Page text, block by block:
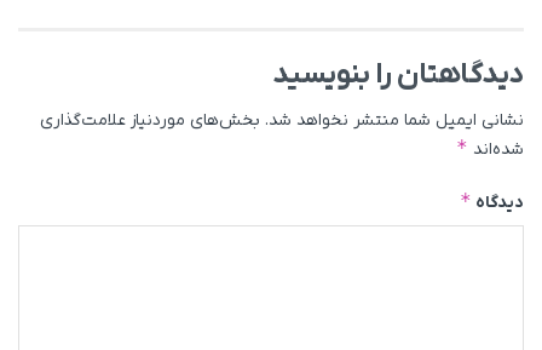
دیدگاهتان را بنویسید
نشانی ایمیل شما منتشر نخواهد شد. بخش‌های موردنیاز علامت‌گذاری
شده‌اند *
دیدگاه *